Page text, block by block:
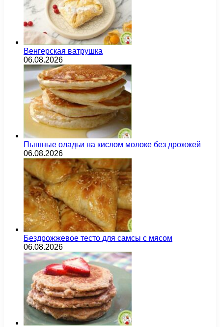
Венгерская ватрушка
06.08.2026
Пышные оладьи на кислом молоке без дрожжей
06.08.2026
Бездрожжевое тесто для самсы с мясом
06.08.2026